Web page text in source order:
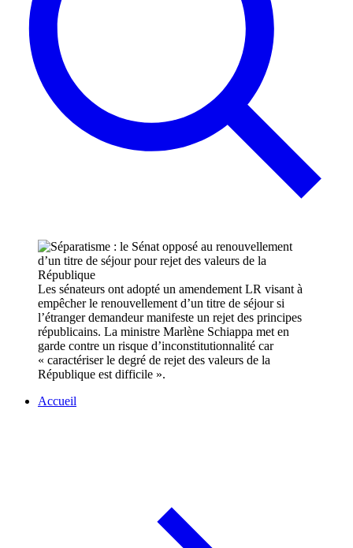
Les sénateurs ont adopté un amendement LR visant à
empêcher le renouvellement d’un titre de séjour si
l’étranger demandeur manifeste un rejet des principes
républicains. La ministre Marlène Schiappa met en
garde contre un risque d’inconstitutionnalité car
« caractériser le degré de rejet des valeurs de la
République est difficile ».
Accueil